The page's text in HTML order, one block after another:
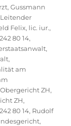
,Gussmann
Felix, lic. iur.,
80 14,
,
,
am
ZH,
ZH,
80 14, Rudolf
,